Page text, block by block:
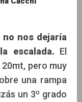
no nos dejaría
escalada. El
pero muy
una rampa
un 3º grado